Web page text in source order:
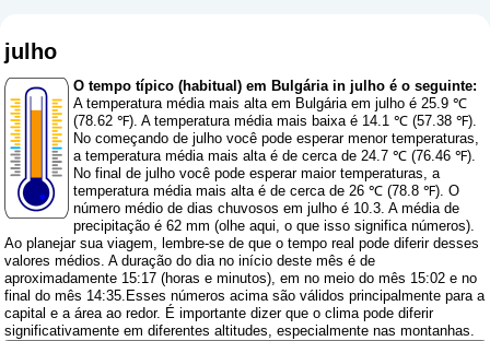
julho
O tempo típico (habitual) em Bulgária in julho é o seguinte:
A temperatura média mais alta em Bulgária em julho é 25.9 ℃
(78.62 ℉). A temperatura média mais baixa é 14.1 ℃ (57.38 ℉).
No começando de julho você pode esperar menor temperaturas,
a temperatura média mais alta é de cerca de 24.7 ℃ (76.46 ℉).
No final de julho você pode esperar maior temperaturas, a
temperatura média mais alta é de cerca de 26 ℃ (78.8 ℉). O
número médio de dias chuvosos em julho é 10.3. A média de
precipitação é 62 mm (olhe aqui, o que isso significa números).
Ao planejar sua viagem, lembre-se de que o tempo real pode diferir desses
valores médios. A duração do dia no início deste mês é de
aproximadamente 15:17 (horas e minutos), em no meio do mês 15:02 e no
final do mês 14:35.Esses números acima são válidos principalmente para a
capital e a área ao redor. É importante dizer que o clima pode diferir
significativamente em diferentes altitudes, especialmente nas montanhas.